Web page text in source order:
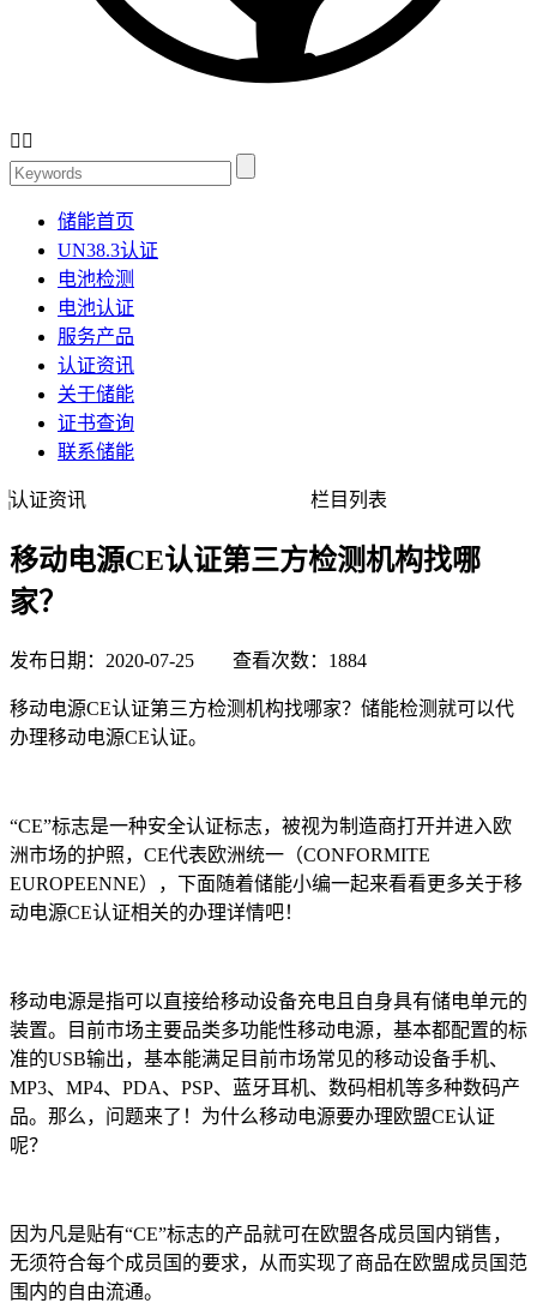
 
储能首页
UN38.3认证
电池检测
电池认证
服务产品
认证资讯
关于储能
证书查询
联系储能
认证资讯 栏目列表
移动电源CE认证第三方检测机构找哪
家？
发布日期：2020-07-25 查看次数：1884
移动电源CE认证第三方检测机构找哪家？储能检测就可以代
办理移动电源CE认证。
“CE”标志是一种安全认证标志，被视为制造商打开并进入欧
洲市场的护照，CE代表欧洲统一（CONFORMITE
EUROPEENNE），下面随着储能小编一起来看看更多关于移
动电源CE认证相关的办理详情吧！
移动电源是指可以直接给移动设备充电且自身具有储电单元的
装置。目前市场主要品类多功能性移动电源，基本都配置的标
准的USB输出，基本能满足目前市场常见的移动设备手机、
MP3、MP4、PDA、PSP、蓝牙耳机、数码相机等多种数码产
品。那么，问题来了！为什么移动电源要办理欧盟CE认证
呢？
因为凡是贴有“CE”标志的产品就可在欧盟各成员国内销售，
无须符合每个成员国的要求，从而实现了商品在欧盟成员国范
围内的自由流通。